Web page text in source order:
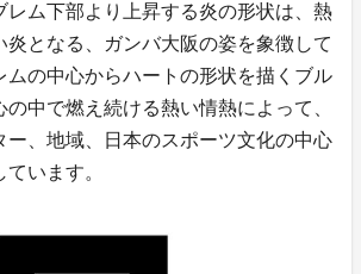
レム下部より上昇する炎の形状は、熱
炎となる、ガンバ大阪の姿を象徴して
ムの中心からハートの形状を描くブル
中で燃え続ける熱い情熱によって、
ー、地域、日本のスポーツ文化の中心
います。